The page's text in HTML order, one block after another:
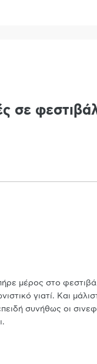
σε
μέρος στο
γιατί. Και
συνήθως οι